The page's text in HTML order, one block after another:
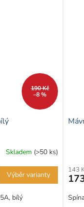
190 Kč
–8 %
Skladem (>50 ks)
Výběr varianty
bílý
143